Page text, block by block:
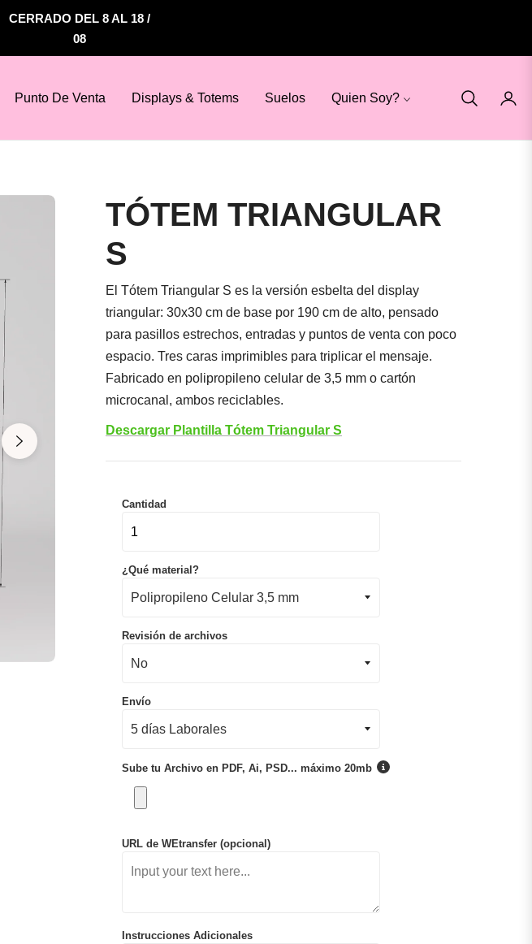
CERRADO DEL 8 AL 18 /
08
Punto De Venta Displays & Totems Suelos Quien Soy?
TÓTEM TRIANGULAR
S
El Tótem Triangular S es la versión esbelta del display
triangular: 30x30 cm de base por 190 cm de alto, pensado
para pasillos estrechos, entradas y puntos de venta con poco
espacio. Tres caras imprimibles para triplicar el mensaje.
Fabricado en polipropileno celular de 3,5 mm o cartón
microcanal, ambos reciclables.
Descargar Plantilla Tótem Triangular S
Cantidad
¿Qué material?
Revisión de archivos
Envío
Sube tu Archivo en PDF, Ai, PSD... máximo 20mb
URL de WEtransfer (opcional)
Instrucciones Adicionales